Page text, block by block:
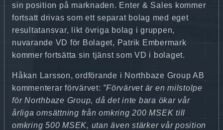
sin position på marknaden. Enter & Sales kommer
fortsatt drivas som ett separat bolag med eget
resultatansvar, likt övriga bolag i gruppen,
nuvarande VD för Bolaget, Patrik Embermark
kommer fortsätta sin tjänst som VD i bolaget.
Håkan Larsson, ordförande i Northbaze Group AB
kommenterar förvärvet: ”Förvärvet är en milstolpe
för Northbaze Group, då det inte bara ökar vår
årliga omsättning från omkring 200 MSEK till
omkring 500 MSEK, utan även stärker vår position